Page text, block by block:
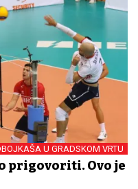
U GRADSKOM VRTU
prigovoriti. Ovo je